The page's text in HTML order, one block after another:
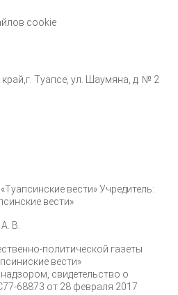
cookie
Туапсе, ул. Шаумяна, д. № 2
вести» Учредитель:
вести»
В.
политической газеты
вести»
свидетельство о
68873 от 28 февраля 2017